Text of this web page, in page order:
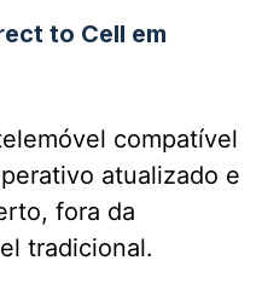
to Cell em
compatível
atualizado e
fora da
tradicional.